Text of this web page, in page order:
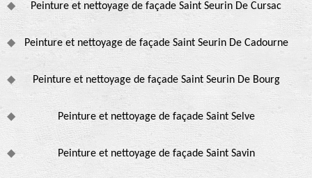
Peinture et nettoyage de façade Saint Seurin De Cursac
Peinture et nettoyage de façade Saint Seurin De Cadourne
Peinture et nettoyage de façade Saint Seurin De Bourg
Peinture et nettoyage de façade Saint Selve
Peinture et nettoyage de façade Saint Savin